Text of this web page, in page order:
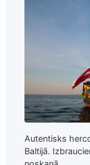
Autentisks
Baltijā.